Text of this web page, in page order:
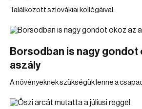
Találkozott szlovákiai kollégáival.
Borsodban is nagy gondot
aszály
A növényeknek szükségük lenne a